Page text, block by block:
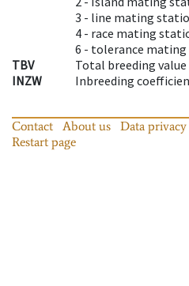
3 - line mating
4 - race mating
6 - tolerance
TBV
Total breeding value
INZW
Inbreeding
Contact About us Data
Restart page